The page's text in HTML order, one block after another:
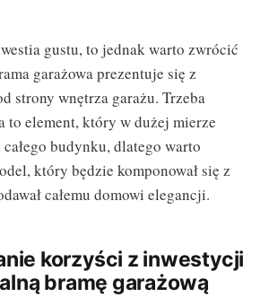
gustu, to jednak warto zwrócić
garażowa prezentuje się z
strony wnętrza garażu. Trzeba
to element, który w dużej mierze
budynku, dlatego warto
który będzie komponował się z
całemu domowi elegancji.
korzyści z inwestycji
bramę garażową